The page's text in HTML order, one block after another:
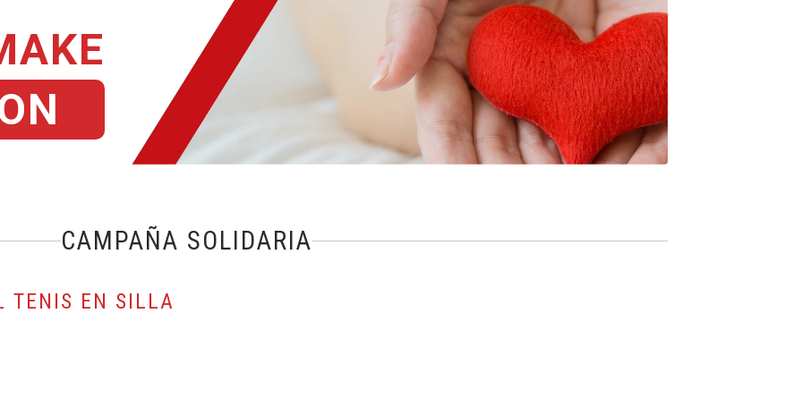
CAMPAÑA SOLIDARIA
TENIS EN SILLA